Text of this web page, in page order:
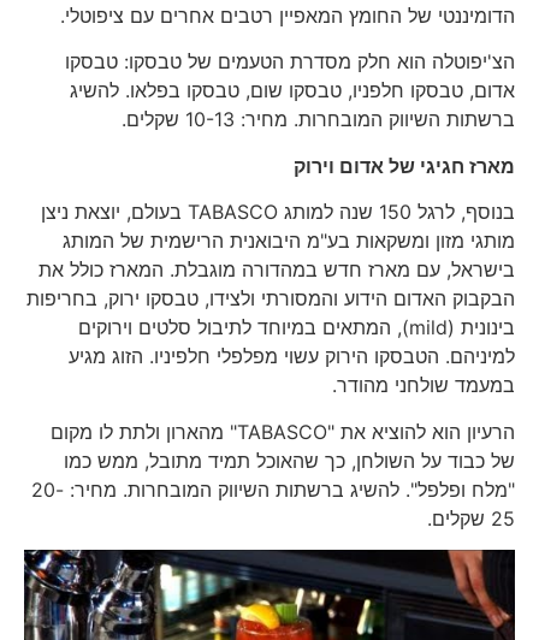
הדומיננטי של החומץ המאפיין רטבים אחרים עם ציפוטלי.
הצ'יפוטלה הוא חלק מסדרת הטעמים של טבסקו: טבסקו
אדום, טבסקו חלפניו, טבסקו שום, טבסקו בפלאו. להשיג
ברשתות השיווק המובחרות. מחיר: 10-13 שקלים.
מארז חגיגי של אדום וירוק
בנוסף, לרגל 150 שנה למותג TABASCO בעולם, יוצאת ניצן
מותגי מזון ומשקאות בע"מ היבואנית הרישמית של המותג
בישראל, עם מארז חדש במהדורה מוגבלת. המארז כולל את
הבקבוק האדום הידוע והמסורתי ולצידו, טבסקו ירוק, בחריפות
בינונית (mild), המתאים במיוחד לתיבול סלטים וירוקים
למיניהם. הטבסקו הירוק עשוי מפלפלי חלפיניו. הזוג מגיע
במעמד שולחני מהודר.
הרעיון הוא להוציא את "TABASCO" מהארון ולתת לו מקום
של כבוד על השולחן, כך שהאוכל תמיד מתובל, ממש כמו
"מלח ופלפל". להשיג ברשתות השיווק המובחרות. מחיר: 20-